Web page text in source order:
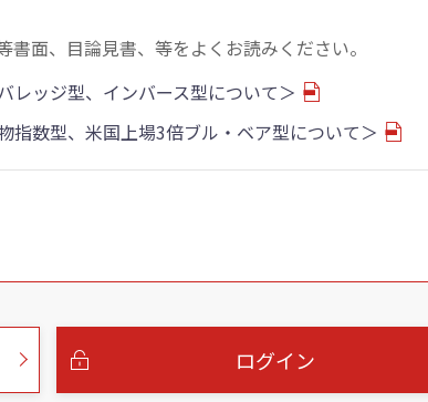
面、目論見書、等をよくお読みください。
レッジ型、インバース型について＞
指数型、米国上場3倍ブル・ベア型について＞
ログイン